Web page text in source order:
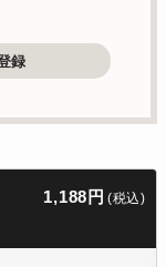
録
1,188円 (税込)